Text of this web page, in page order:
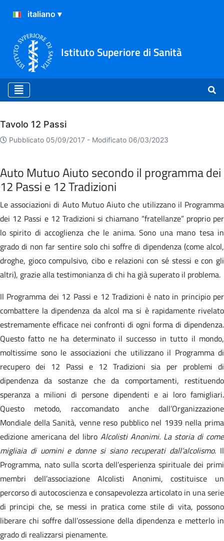
Istituto Superiore di Sanità
Archivio
Tavolo 12 Passi
Pubblicato 05/09/2017 - Modificato 06/03/2023
Auto Mutuo Aiuto secondo il programma dei
12 Passi e 12 Tradizioni
Le associazioni di Auto Mutuo Aiuto che utilizzano il Programma
dei 12 Passi e 12 Tradizioni si chiamano “fratellanze” proprio per
lo spirito di accoglienza che le anima. Sono una mano tesa in
grado di non far sentire solo chi soffre di dipendenza (come alcol,
droghe, gioco compulsivo, cibo e relazioni con sé stessi e con gli
altri), grazie alla testimonianza di chi ha già superato il problema.
Il Programma dei 12 Passi e 12 Tradizioni è nato in principio per
combattere la dipendenza da alcol ma si è rapidamente rivelato
estremamente efficace nei confronti di ogni forma di dipendenza.
Questo fatto ne ha determinato il successo in tutto il mondo,
moltissime sono le associazioni che utilizzano il Programma di
recupero dei 12 Passi e 12 Tradizioni sia per problemi di
dipendenza da sostanze che da comportamenti, restituendo
speranza a milioni di persone dipendenti e ai loro famigliari.
Questo metodo, raccomandato anche dall’Organizzazione
Mondiale della Sanità, venne reso pubblico nel 1939 nella prima
edizione americana del libro Alcolisti Anonimi. La storia di come
migliaia di uomini e donne si siano recuperati dall’alcolismo. Il
Programma, nato sulla scorta dell’esperienza spirituale dei primi
membri dell’associazione Alcolisti Anonimi, costituisce un
percorso di autocoscienza e consapevolezza articolato in una serie
di principi che, se messi in pratica come stile di vita, possono
liberare chi soffre dall’ossessione della dipendenza e metterlo in
grado di realizzarsi pienamente.